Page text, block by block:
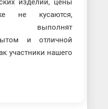
изделий, цены
не кусаются,
выполнят
и отличной
участники нашего